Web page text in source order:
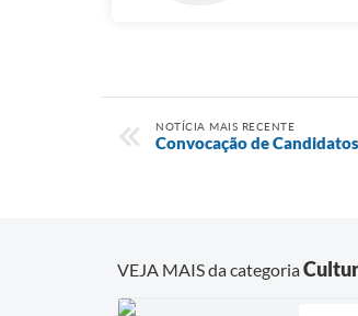
NOTÍCIA MAIS RECENTE
Convocação de
VEJA MAIS da categoria